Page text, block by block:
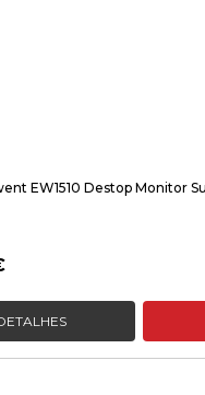
EW1510 Destop Monitor